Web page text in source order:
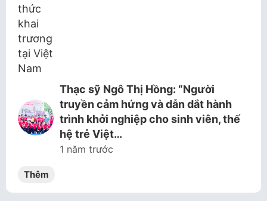
Thạc sỹ Ngô Thị Hồng: “Người
truyền cảm hứng và dẫn dắt hành
trình khởi nghiệp cho sinh viên, thế
hệ trẻ Việt…
1 năm trước
Thêm